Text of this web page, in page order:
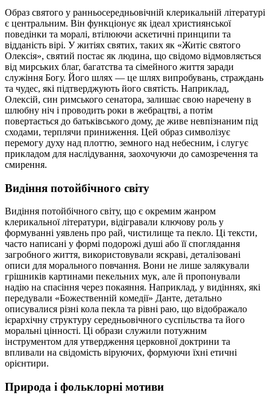
Образ святого у ранньосередньовічній клерикальній літературі
є центральним. Він функціонує як ідеал християнської
поведінки та моралі, втілюючи аскетичні принципи та
відданість вірі. У житіях святих, таких як «Житіє святого
Олексія», святий постає як людина, що свідомо відмовляється
від мирських благ, багатства та сімейного життя заради
служіння Богу. Його шлях — це шлях випробувань, страждань
та чудес, які підтверджують його святість. Наприклад,
Олексій, син римського сенатора, залишає свою наречену в
шлюбну ніч і проводить роки в жебрацтві, а потім
повертається до батьківського дому, де живе невпізнаним під
сходами, терплячи приниження. Цей образ символізує
перемогу духу над плоттю, земного над небесним, і слугує
прикладом для наслідування, заохочуючи до самозречення та
смирення.
Видіння потойбічного світу
Видіння потойбічного світу, що є окремим жанром
клерикальної літератури, відігравали ключову роль у
формуванні уявлень про рай, чистилище та пекло. Ці тексти,
часто написані у формі подорожі душі або її споглядання
загробного життя, використовували яскраві, деталізовані
описи для морального повчання. Вони не лише залякували
грішників картинами пекельних мук, але й пропонували
надію на спасіння через покаяння. Наприклад, у видіннях, які
передували «Божественній комедії» Данте, детально
описувалися різні кола пекла та рівні раю, що відображало
ієрархічну структуру середньовічного суспільства та його
моральні цінності. Ці образи служили потужним
інструментом для утвердження церковної доктрини та
впливали на свідомість віруючих, формуючи їхні етичні
орієнтири.
Природа і фольклорні мотиви